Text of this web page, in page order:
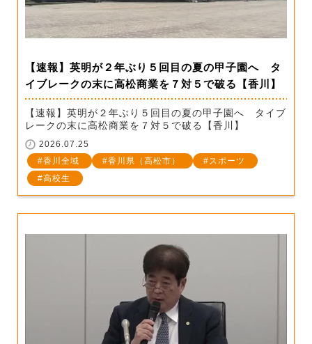
【速報】英明が２年ぶり５回目の夏の甲子園へ タ
イブレークの末に高松商業を７対５で破る【香川】
【速報】英明が２年ぶり５回目の夏の甲子園へ タイブ
レークの末に高松商業を７対５で破る【香川】
2026.07.25
香川全域
香川県（高松市）
スポーツ
高校生